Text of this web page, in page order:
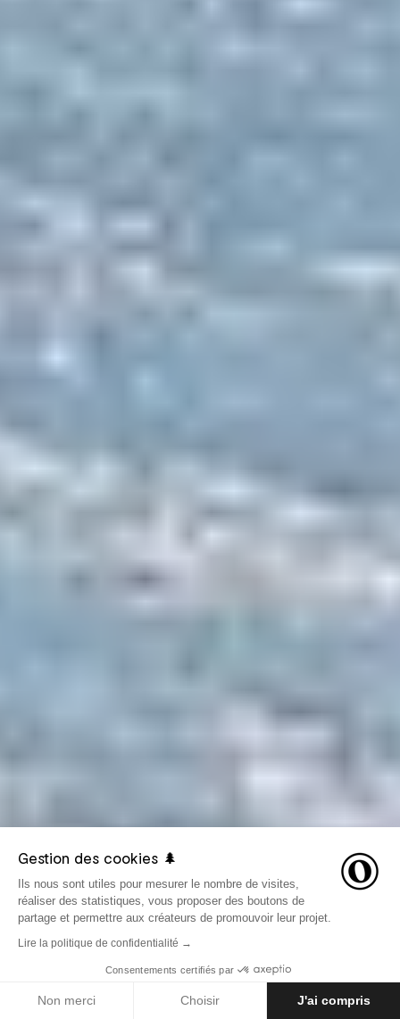
LE 28 JUILLET 2016 GUIDES
Gestion des cookies 🌲
Ils nous sont utiles pour mesurer le nombre de visites,
réaliser des statistiques, vous proposer des boutons de
partage et permettre aux créateurs de promouvoir leur projet.
Lire la politique de confidentialité →
Consentements certifiés par
Non merci Choisir J'ai compris